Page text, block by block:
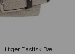
Tommy Hilfiger Elastisk Bælte Denton Beige